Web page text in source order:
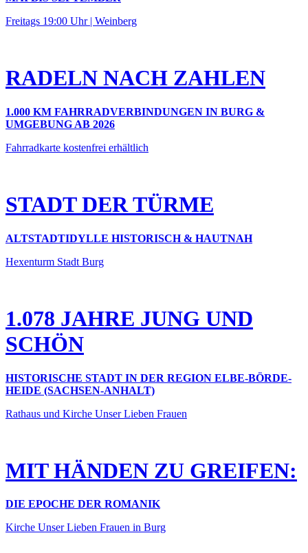
Freitags 19:00 Uhr | Weinberg
RADELN NACH ZAHLEN
1.000 KM FAHRRADVERBINDUNGEN IN BURG &
UMGEBUNG AB 2026
Fahrradkarte kostenfrei erhältlich
STADT DER TÜRME
ALTSTADTIDYLLE HISTORISCH & HAUTNAH
Hexenturm Stadt Burg
1.078 JAHRE JUNG UND
SCHÖN
HISTORISCHE STADT IN DER REGION ELBE-BÖRDE-
HEIDE (SACHSEN-ANHALT)
Rathaus und Kirche Unser Lieben Frauen
MIT HÄNDEN ZU GREIFEN:
DIE EPOCHE DER ROMANIK
Kirche Unser Lieben Frauen in Burg